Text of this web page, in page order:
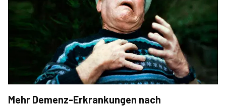
Mehr Demenz-Erkrankungen nach